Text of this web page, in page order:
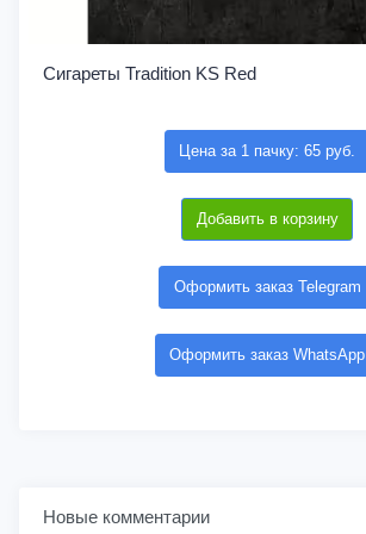
Сигареты Tradition KS Red
Цена за 1 пачку: 65 руб.
Добавить в корзину
Оформить заказ Telegram
Оформить заказ WhatsApp
Новые комментарии